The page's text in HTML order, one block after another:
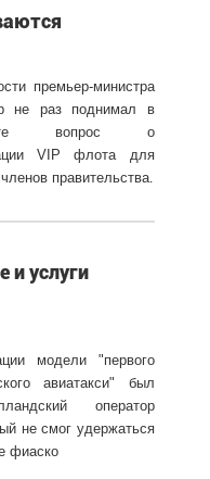
премьер-министра
не раз поднимал в
вопрос о
VIP флота для
правительства.
и услуги
модели "первого
авиатакси" был
оператор
не смог удержаться
фиаско